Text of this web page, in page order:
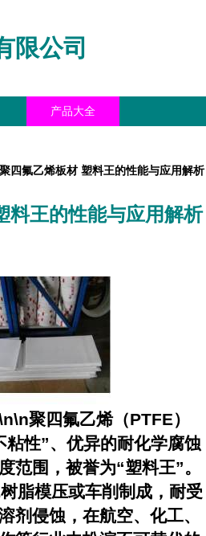
限公司
产品大全
聚四氟乙烯板材 塑料王的性能与应用解析
料王的性能与应用解析
聚四氟乙烯（PTFE）
粘性”、优异的耐化学腐蚀
范围，被誉为“塑料王”。
脂模压或车削制成，耐受
剂侵蚀，在航空、化工、